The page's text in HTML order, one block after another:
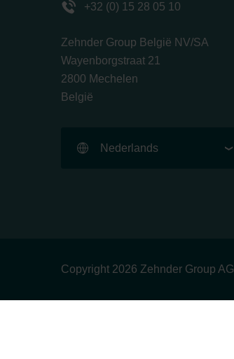
+32 (0) 15 28 05 10
Zehnder Group België NV/SA
Wayenborgstraat 21
2800 Mechelen
België
Nederlands
Copyright 2026 Zehnder Group AG